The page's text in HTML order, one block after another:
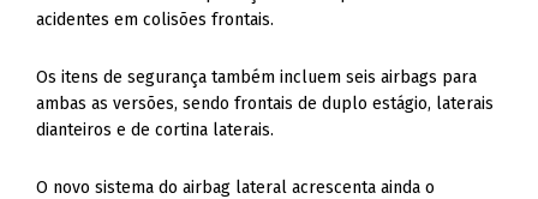
acidentes em colisões frontais.
Os itens de segurança também incluem seis airbags para
ambas as versões, sendo frontais de duplo estágio, laterais
dianteiros e de cortina laterais.
O novo sistema do airbag lateral acrescenta ainda o